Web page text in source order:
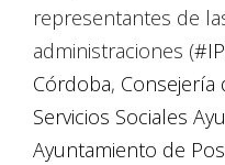
representantes de
administraciones (
Córdoba, Consejería
Servicios Sociales
Ayuntamiento de